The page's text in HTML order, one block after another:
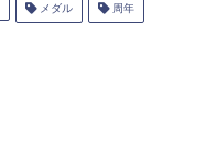
メダル 周年